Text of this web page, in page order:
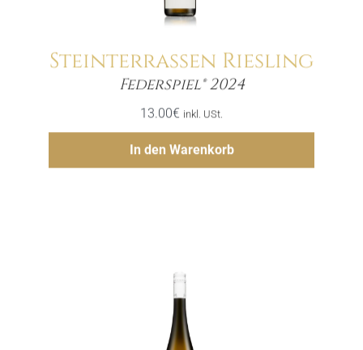
Steinterrassen Riesling
Federspiel® 2024
13.00€ inkl. USt.
In den Warenkorb
Menge
Hinzufügen